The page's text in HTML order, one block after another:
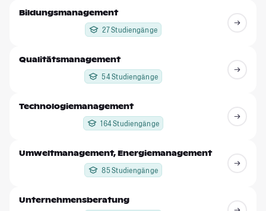
Bildungsmanagement
27 Studiengänge
Qualitätsmanagement
54 Studiengänge
Technologiemanagement
164 Studiengänge
Umweltmanagement, Energiemanagement
85 Studiengänge
Unternehmensberatung